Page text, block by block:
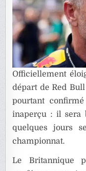
Officiellement
départ de Red
pourtant
inaperçu : il sera
quelques jours
championnat.
Le Britannique